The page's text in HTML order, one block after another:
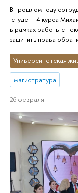
В прошлом году
студент 4 курса
в рамках работы с
защитить права
Университетская
магистратура
26 февраля